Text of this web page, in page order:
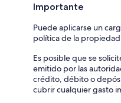
Importante
Puede aplicarse un
política de la
Es posible que se
emitido por las
crédito, débito o
cubrir cualquier gasto